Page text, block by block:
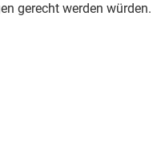
gerecht werden würden.